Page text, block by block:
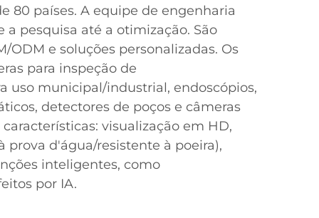
80 países. A equipe de engenharia
a pesquisa até a otimização. São
ODM e soluções personalizadas. Os
para inspeção de
uso municipal/industrial, endoscópios,
detectores de poços e câmeras
visualização em HD,
prova d'água/resistente à poeira),
inteligentes, como
por IA.